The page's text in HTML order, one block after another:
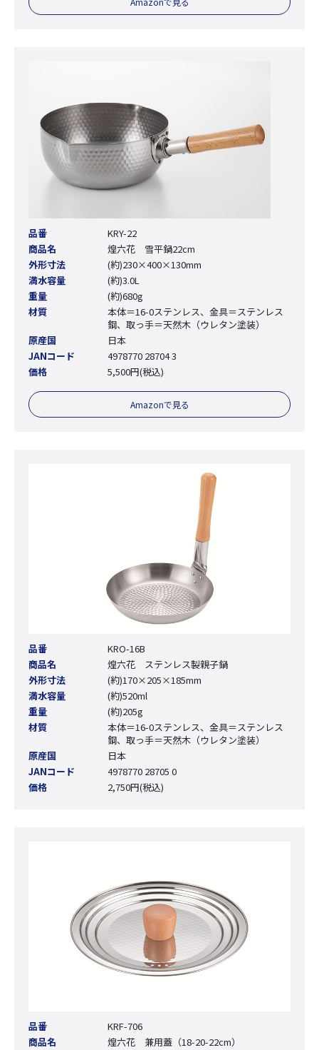
品番
KRY-22
商品名
煌六花 雪平鍋22cm
外形寸法
(約)230×400×130mm
満水容量
(約)3.0L
重量
(約)680g
材質
本体＝16-0ステンレス、金具＝ステンレス
鋼、取っ手＝天然木（ウレタン塗装）
原産国
日本
JANコード
4978770 28704 3
価格
5,500円(税込)
Amazonで見る
品番
KRO-16B
商品名
煌六花 ステンレス製親子鍋
外形寸法
(約)170×205×185mm
満水容量
(約)520ml
重量
(約)205g
材質
本体＝16-0ステンレス、金具＝ステンレス
鋼、取っ手＝天然木（ウレタン塗装）
原産国
日本
JANコード
4978770 28705 0
価格
2,750円(税込)
品番
KRF-706
商品名
煌六花 兼用蓋（18-20-22cm）